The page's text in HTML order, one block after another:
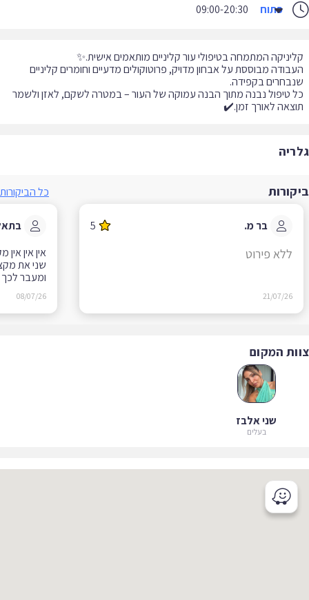
פתוח 09:00-20:30
מבוססת על אבחון מדויק, פרוטוקולים מדעיים וחומרים קליניים
טיפול נבנה מתוך הבנה עמוקה של העור – במטרה לשקם, לאזן ולשמר
לאורך זמן.✔️
כל הביקורות
בר מ. 5
ללא פירוט
21/07/26
בתאל
אוהבת
08/07/26
המקום
שני אלבז
בעלים